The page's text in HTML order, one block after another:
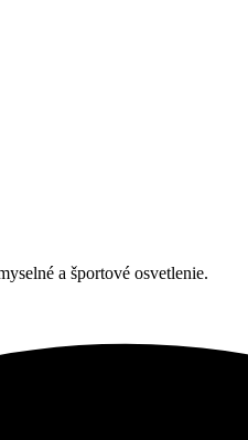
a športové osvetlenie.